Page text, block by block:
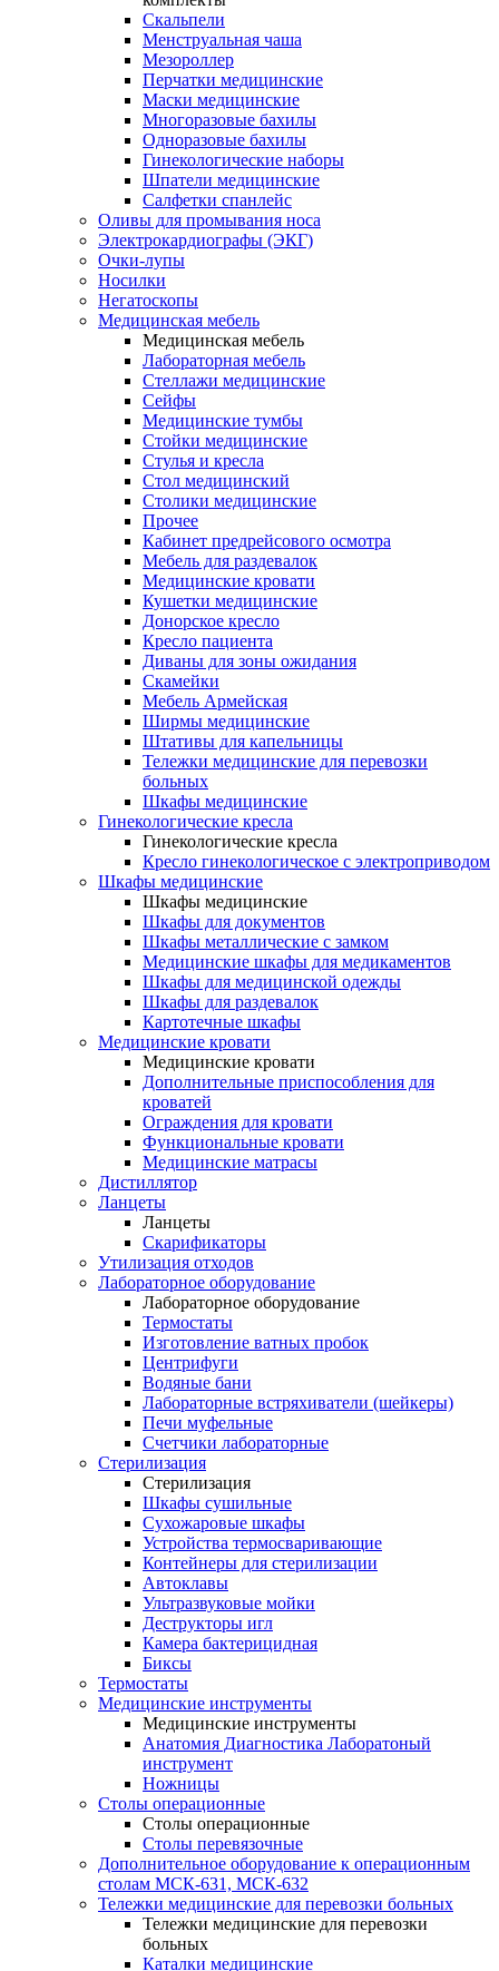
Скальпели
Менструальная чаша
Мезороллер
Перчатки медицинские
Маски медицинские
Многоразовые бахилы
Одноразовые бахилы
Гинекологические наборы
Шпатели медицинские
Салфетки спанлейс
Оливы для промывания носа
Электрокардиографы (ЭКГ)
Очки-лупы
Носилки
Негатоскопы
Медицинская мебель
Медицинская мебель
Лабораторная мебель
Стеллажи медицинские
Сейфы
Медицинские тумбы
Стойки медицинские
Cтулья и кресла
Стол медицинский
Столики медицинские
Прочее
Кабинет предрейсового осмотра
Мебель для раздевалок
Медицинские кровати
Кушетки медицинские
Донорское кресло
Кресло пациента
Диваны для зоны ожидания
Скамейки
Мебель Армейская
Ширмы медицинские
Штативы для капельницы
Тележки медицинские для перевозки
больных
Шкафы медицинские
Гинекологические кресла
Гинекологические кресла
Кресло гинекологическое с электроприводом
Шкафы медицинские
Шкафы медицинские
Шкафы для документов
Шкафы металлические с замком
Медицинские шкафы для медикаментов
Шкафы для медицинской одежды
Шкафы для раздевалок
Картотечные шкафы
Медицинские кровати
Медицинские кровати
Дополнительные приспособления для
кроватей
Ограждения для кровати
Функциональные кровати
Медицинские матрасы
Дистиллятор
Ланцеты
Ланцеты
Скарификаторы
Утилизация отходов
Лабораторное оборудование
Лабораторное оборудование
Термостаты
Изготовление ватных пробок
Центрифуги
Водяные бани
Лабораторные встряхиватели (шейкеры)
Печи муфельные
Счетчики лабораторные
Стерилизация
Стерилизация
Шкафы сушильные
Сухожаровые шкафы
Устройства термосваривающие
Контейнеры для стерилизации
Автоклавы
Ультразвуковые мойки
Деструкторы игл
Камера бактерицидная
Биксы
Термостаты
Медицинские инструменты
Медицинские инструменты
Анатомия Диагностика Лаборатоный
инструмент
Ножницы
Столы операционные
Столы операционные
Столы перевязочные
Дополнительное оборудование к операционным
столам МСК-631, МСК-632
Тележки медицинские для перевозки больных
Тележки медицинские для перевозки
больных
Каталки медицинские